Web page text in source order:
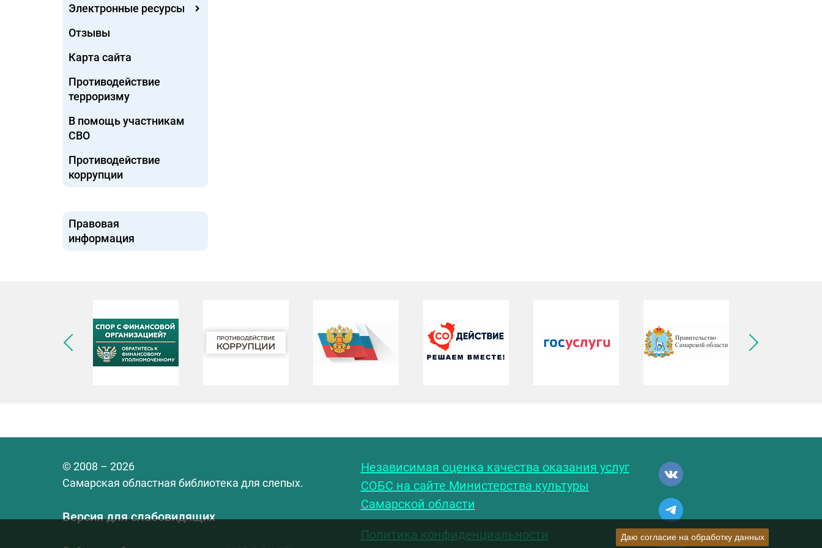
Электронные ресурсы
Отзывы
Карта сайта
Противодействие
терроризму
В помощь участникам
СВО
Противодействие
коррупции
Правовая
информация
Следующее изображение
© 2008 – 2026
Самарская областная библиотека для слепых.
Версия для слабовидящих
Независимая оценка качества оказания услуг
СОБС на сайте Министерства культуры
Самарской области
Политика конфиденциальности Даю согласие на обработку данных